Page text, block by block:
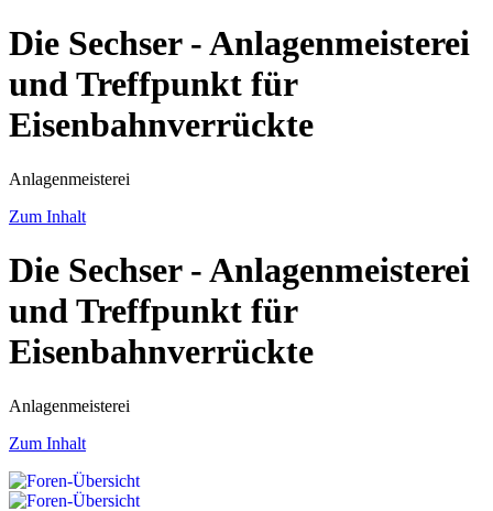
Die Sechser - Anlagenmeisterei
und Treffpunkt für
Eisenbahnverrückte
Anlagenmeisterei
Zum Inhalt
Die Sechser - Anlagenmeisterei
und Treffpunkt für
Eisenbahnverrückte
Anlagenmeisterei
Zum Inhalt